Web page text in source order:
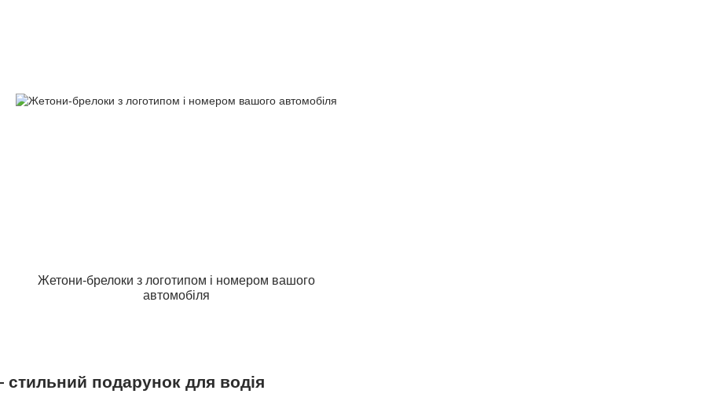
подарунок для водія
Жетони-брелоки з логотипом і номером вашого
автомобіля